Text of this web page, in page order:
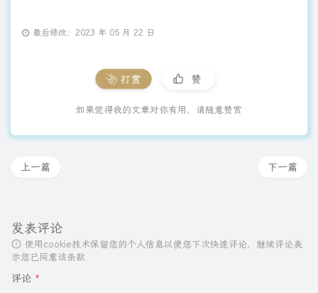
最后修改：2023 年 05 月 22 日
打赏 赞
如果觉得我的文章对你有用，请随意赞赏
下一篇
上一篇
发表评论
使用cookie技术保留您的个人信息以便您下次快速评论，继续评论表
示您已同意该条款
评论 *